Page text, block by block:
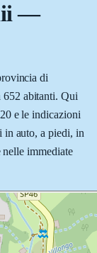
—
di
abitanti. Qui
e le indicazioni
in auto, a piedi, in
immediate